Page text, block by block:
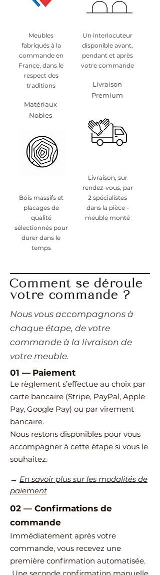
Meubles
fabriqués à la
commande en
France, dans le
respect des
traditions
Matériaux
Nobles
Bois massifs et
placages de
qualité
sélectionnés pour
durer dans le
temps
Un interlocuteur
disponible avant,
pendant et après
votre commande
Livraison
Premium
Livraison, sur
rendez-vous, par
2 spécialistes
dans la pièce -
meuble monté
Comment se déroule
votre commande ?
​Nous vous accompagnons à
chaque étape, de votre
commande à la livraison de
votre meuble.
01 — Paiement
Le règlement s’effectue au choix par
carte bancaire (Stripe, PayPal, Apple
Pay, Google Pay) ou par virement
bancaire.
Nous restons disponibles pour vous
accompagner à cette étape si vous le
souhaitez.
→ En savoir plus sur les modalités de
paiement
02 — ​Confirmations de
commande
Immédiatement après votre
commande, vous recevez une
première confirmation automatisée.